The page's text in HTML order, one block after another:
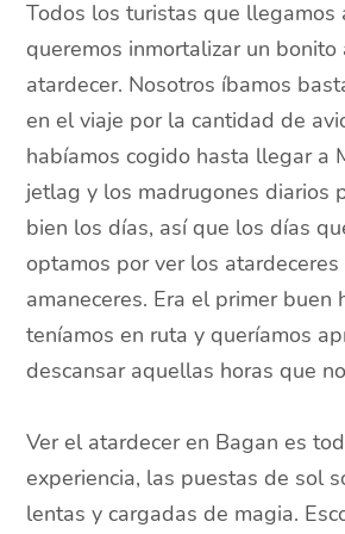
Todos los turistas que llegamos
queremos inmortalizar un bonito
atardecer. Nosotros íbamos
en el viaje por la cantidad de
habíamos cogido hasta llegar a
jetlag y los madrugones diarios
bien los días, así que los días
optamos por ver los
amaneceres. Era el primer buen
teníamos en ruta y queríamos
descansar aquellas horas que
Ver el atardecer en Bagan es
experiencia, las puestas de sol
lentas y cargadas de magia.